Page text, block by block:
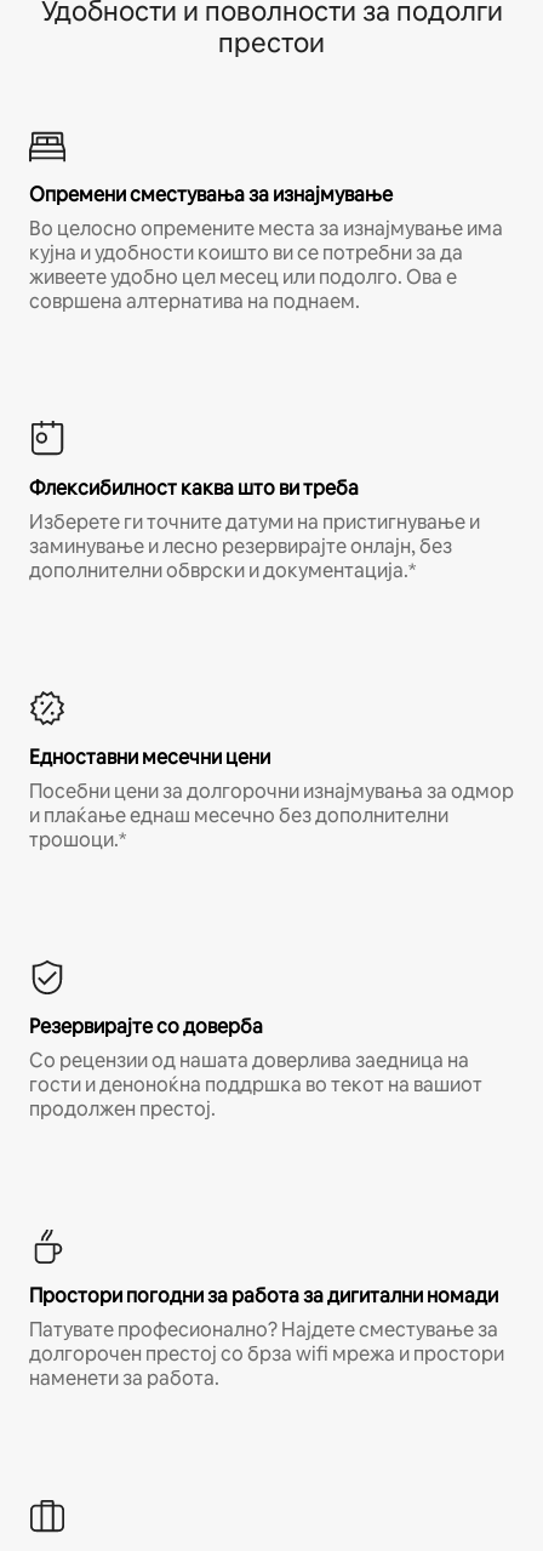
Удобности и поволности за подолги
престои
Опремени сместувања за изнајмување
Во целосно опремените места за изнајмување има
кујна и удобности коишто ви се потребни за да
живеете удобно цел месец или подолго. Ова е
совршена алтернатива на поднаем.
Флексибилност каква што ви треба
Изберете ги точните датуми на пристигнување и
заминување и лесно резервирајте онлајн, без
дополнителни обврски и документација.*
Едноставни месечни цени
Посебни цени за долгорочни изнајмувања за одмор
и плаќање еднаш месечно без дополнителни
трошоци.*
Резервирајте со доверба
Со рецензии од нашата доверлива заедница на
гости и деноноќна поддршка во текот на вашиот
продолжен престој.
Простори погодни за работа за дигитални номади
Патувате професионално? Најдете сместување за
долгорочен престој со брза wifi мрежа и простори
наменети за работа.